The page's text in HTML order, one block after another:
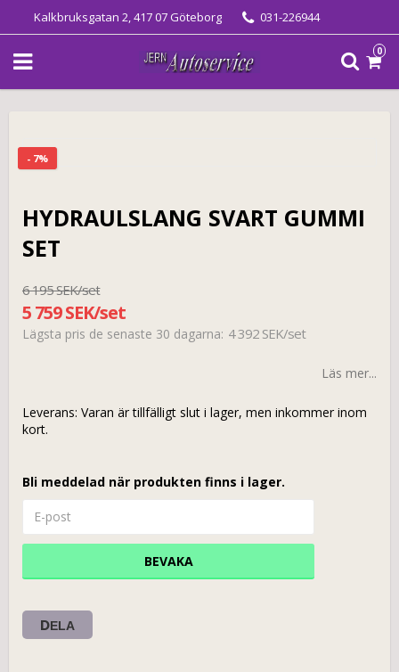
Kalkbruksgatan 2, 417 07 Göteborg 031-226944
0
- 7%
HYDRAULSLANG SVART GUMMI
SET
6 195 SEK/set
5 759 SEK/set
Lägsta pris de senaste 30 dagarna 4 392 SEK/set
Läs mer...
Leverans: Varan är tillfälligt slut i lager, men inkommer inom
kort.
Bli meddelad när produkten finns i lager.
BEVAKA
DELA